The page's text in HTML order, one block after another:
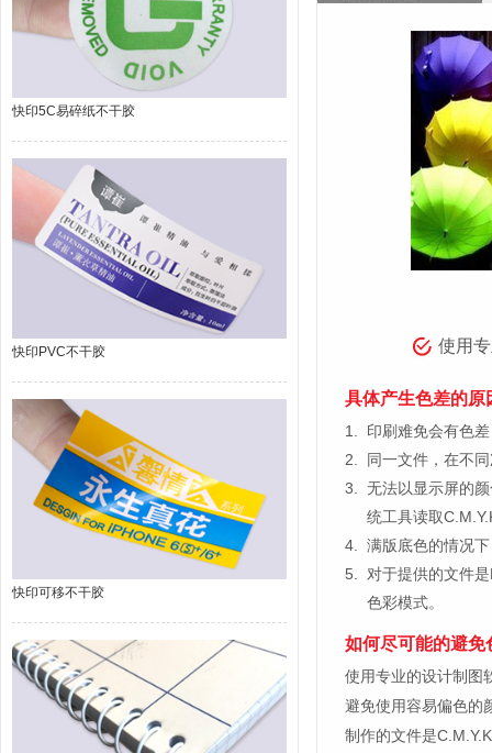
快印5C易碎纸不干胶
快印PVC不干胶
快印可移不干胶
使用
具体产生色差的原
1.
印刷难免会有色
2.
同一文件，在不
3.
无法以显示屏的
统工具读取
4.
满版底色的情况
5.
对于提供的文件
色彩模式。
如何尽可能的避免
使用专业的设计制图
避免使用容易偏色的
制作的文件是